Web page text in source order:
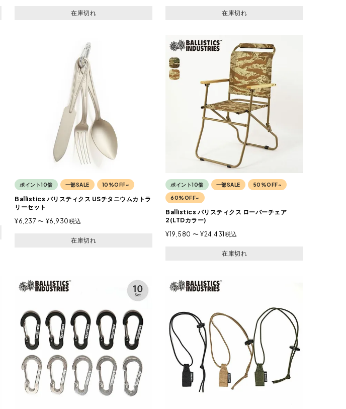
在庫切れ 在庫切れ
ポイント10倍 一部SALE 10%OFF~
Ballistics バリスティクス USチタニウムカトラ
リーセット
¥6,237 〜 ¥6,930税込
在庫切れ
ポイント10倍 一部SALE 50%OFF~
60%OFF~
Ballistics バリスティクス ローバーチェア
2(LTDカラー)
¥19,580 〜 ¥24,431税込
在庫切れ